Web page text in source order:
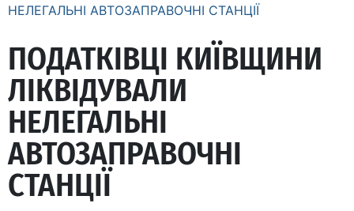
НЕЛЕГАЛЬНІ АВТОЗАПРАВОЧНІ СТАНЦІЇ
ПОДАТКІВЦІ КИЇВЩИНИ
ЛІКВІДУВАЛИ
НЕЛЕГАЛЬНІ
АВТОЗАПРАВОЧНІ
СТАНЦІЇ